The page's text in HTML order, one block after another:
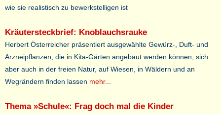
wie sie realistisch zu bewerkstelligen ist
Kräutersteckbrief: Knoblauchsrauke
Herbert Österreicher präsentiert ausgewählte Gewürz-, Duft- und
Arzneipflanzen, die in Kita-Gärten angebaut werden können, sich
aber auch in der freien Natur, auf Wiesen, in Wäldern und an
Wegrändern finden lassen mehr...
Thema »Schule«: Frag doch mal die Kinder